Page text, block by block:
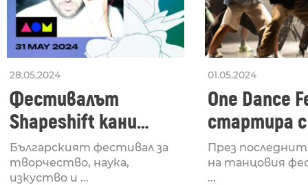
28.05.2024
Фестивалът
Shapeshift кани
Fabrizio Mammarella
за откриването си
Българският фестивал за
творчество, наука,
изкуство и ...
01.05.2024
One Dance
стартира
Lucid,
рейв
През
на танцовия
...